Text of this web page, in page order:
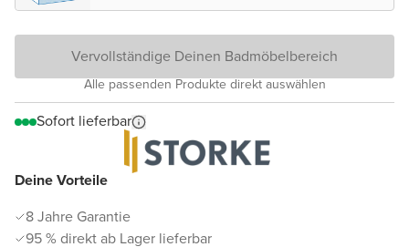
Deine Vorteile
8 Jahre Garantie
95 % direkt ab Lager lieferbar
Vervollständige Deinen Badmöbelbereich
Alle passenden Produkte direkt auswählen
Sofort lieferbar